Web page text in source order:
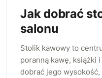
Jak dobrać
salonu
Stolik kawowy to
poranną kawę, książki
dobrać jego wysokość,